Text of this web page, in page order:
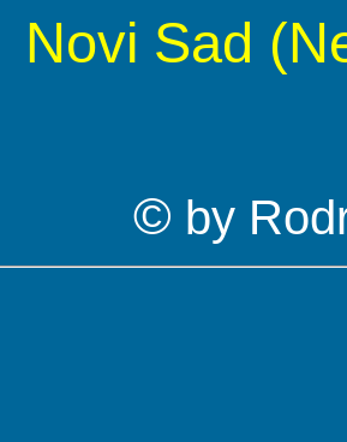
Novi Sad
© by